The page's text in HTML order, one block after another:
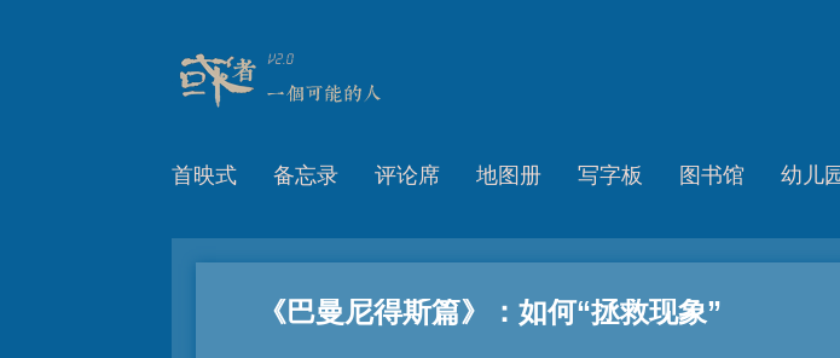
首映式 备忘录 评论席 地图册 写字板 图书馆 幼儿园
《巴曼尼得斯篇》：如何“拯救现象”